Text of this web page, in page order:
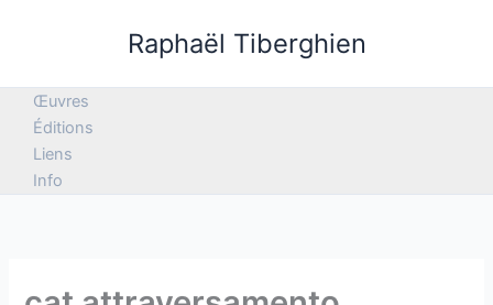
Raphaël Tiberghien
Œuvres
Éditions
Liens
Info